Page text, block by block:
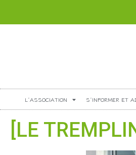
L’ASSOCIATION S’INFORMER ET
[LE